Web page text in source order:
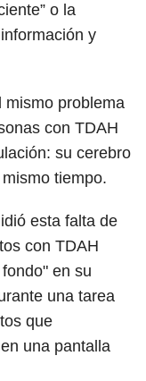
o la
y
mismo problema
con TDAH
su cerebro
tiempo.
esta falta de
con TDAH
en su
una tarea
que
una pantalla